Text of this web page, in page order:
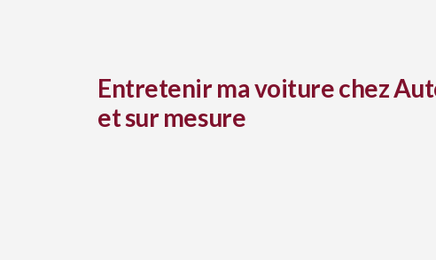
Entretenir ma voiture chez
et sur mesure